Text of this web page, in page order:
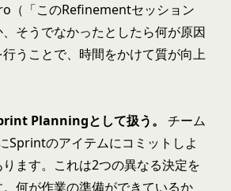
（「このRefinementセッション
そうでなかったとしたら何が原因
うことで、時間をかけて質が向上
Planningとして扱う。
チーム
Sprintのアイテムにコミットしよ
ます。これは2つの異なる決定を
何が作業の準備ができているか